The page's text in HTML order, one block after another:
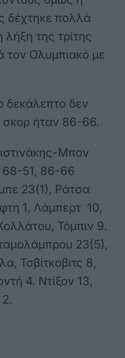
δέχτηκε πολλά
της τρίτης
τον Ολυμπιακό με
δεκάλεπτο δεν
σκορ ήταν 86-66.
Μπον
68-51, 86-66
23(1), Ράτσα
1, Λάμπερτ 10,
Τόμπιν 9.
23(5),
Τσβίτκοβιτς 8,
4. Ντίξον 13,